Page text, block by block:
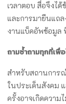
เวลาตอบ สื่อจึงไ
และการมายืนแถ
งานแบ็คอัพข้อมูล
ถามซ้ำถามทุกที่เพื่
สำหรับสถานการ
ในประเด็นสังคม
ครั้งอาจเกิดควา